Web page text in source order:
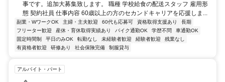
事です。追加大募集致します。 職種 学校給食の配送スタッフ 雇用形
態 契約社員 仕事内容 60歳以上の方のセカンドキャリアを応援しま...
副業・WワークOK 主婦・主夫歓迎 60代も応募可 資格取得支援あり
長期
フリーター歓迎
産休・育休取得実績あり バイク通勤OK 学歴不問
車通勤OK
固定時間制
平日のみOK 転勤なし 未経験者歓迎 経験者歓迎
残業なし
有資格者歓迎
研修あり 社会保険完備 制服貸与
アルバイト・パート